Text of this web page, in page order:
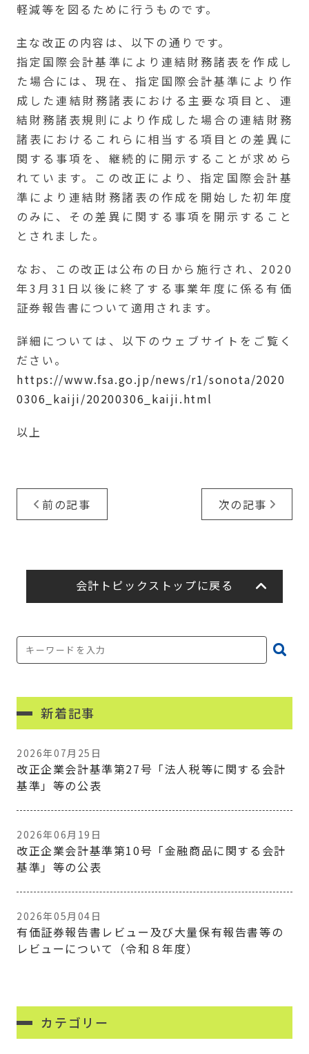
軽減等を図るために行うものです。
主な改正の内容は、以下の通りです。
指定国際会計基準により連結財務諸表を作成し
た場合には、現在、指定国際会計基準により作
成した連結財務諸表における主要な項目と、連
結財務諸表規則により作成した場合の連結財務
諸表におけるこれらに相当する項目との差異に
関する事項を、継続的に開示することが求めら
れています。この改正により、指定国際会計基
準により連結財務諸表の作成を開始した初年度
のみに、その差異に関する事項を開示すること
とされました。
なお、この改正は公布の日から施行され、2020
年3月31日以後に終了する事業年度に係る有価
証券報告書について適用されます。
詳細については、以下のウェブサイトをご覧く
ださい。
https://www.fsa.go.jp/news/r1/sonota/2020
0306_kaiji/20200306_kaiji.html
以上
前の記事 次の記事
会計トピックストップに戻る
新着記事
2026年07月25日
改正企業会計基準第27号「法人税等に関する会計
基準」等の公表
2026年06月19日
改正企業会計基準第10号「金融商品に関する会計
基準」等の公表
2026年05月04日
有価証券報告書レビュー及び大量保有報告書等の
レビューについて（令和８年度）
カテゴリー